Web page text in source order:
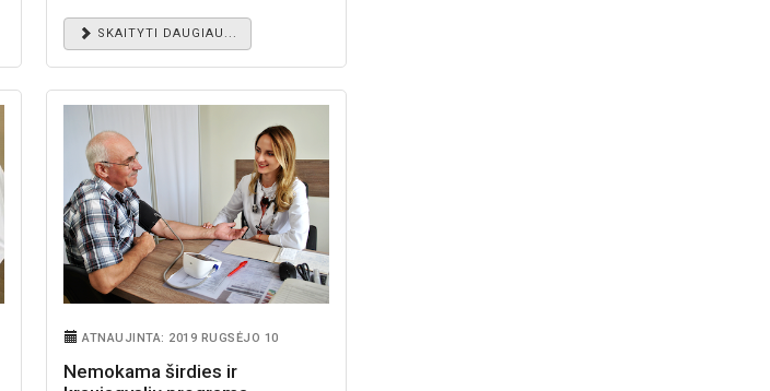
SKAITYTI DAUGIAU...
ATNAUJINTA: 2019 RUGSĖJO 10
Nemokama širdies ir